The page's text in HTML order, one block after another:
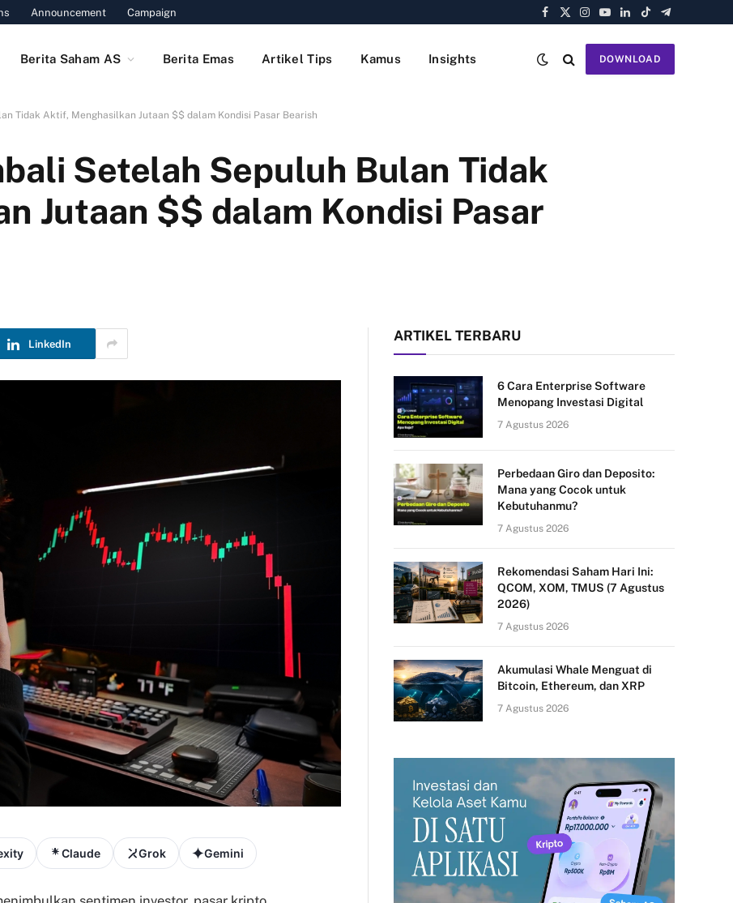
Announcement Campaign
Facebook
X
Instagram
YouTube
LinkedIn
TikTokTelegram
Berita Saham AS Berita Emas Artikel Tips Kamus Insights DOWNLOAD
Tidak Aktif, Menghasilkan Jutaan $$ dalam Kondisi Pasar Bearish
Setelah Sepuluh Bulan Tidak
Jutaan $$ dalam Kondisi Pasar
LinkedIn
Claude Grok Gemini
ARTIKEL TERBARU
6 Cara Enterprise Software
Menopang Investasi Digital
7 Agustus 2026
Perbedaan Giro dan Deposito:
Mana yang Cocok untuk
Kebutuhanmu?
7 Agustus 2026
Rekomendasi Saham Hari Ini:
QCOM, XOM, TMUS (7 Agustus
2026)
7 Agustus 2026
Akumulasi Whale Menguat di
Bitcoin, Ethereum, dan XRP
7 Agustus 2026